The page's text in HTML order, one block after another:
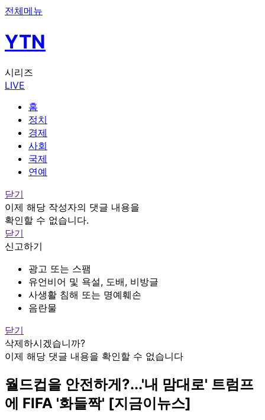
전체메뉴
YTN
시리즈
LIVE
홈
정치
경제
사회
국제
연예
닫기
이제 해당 작성자의 댓글 내용을
확인할 수 없습니다.
닫기
신고하기
광고 또는 스팸
유언비어 및 욕설, 도배, 비방글
사생활 침해 또는 명예훼손
음란물
닫기
삭제하시겠습니까?
이제 해당 댓글 내용을 확인할 수 없습니다
월드컵을 안전하게?...'내 맘대로' 트럼프
에 FIFA '화들짝' [지금이뉴스]